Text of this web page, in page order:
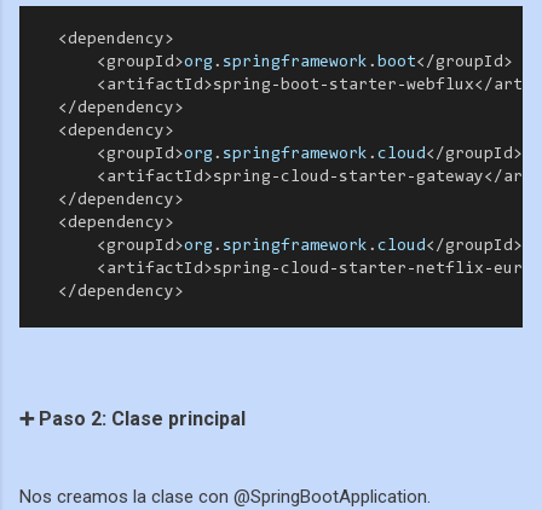
<dependency>
<groupId>org . springframework . boot</groupId>
< artifactId>spring -boot - starter -webflux</
</dependency>
<dependency>
<groupId>org . springframework . cloud</groupId>
< artifactId>spring -cloud - starter -gateway</
</dependency>
<dependency>
<groupId>org . springframework . cloud</groupId>
< artifactId>spring -cloud - starter -netflix -
</dependency>
➕ Paso 2: Clase principal
Nos creamos la clase con @SpringBootApplication.